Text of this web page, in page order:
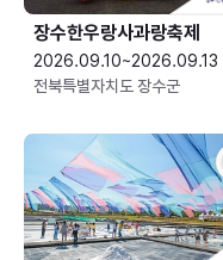
장수한우랑사과랑축제
2026.09.10~2026.09.13
전북특별자치도 장수군